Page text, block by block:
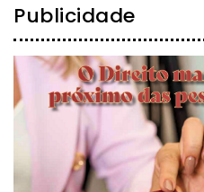
Publicidade